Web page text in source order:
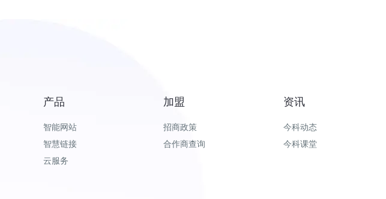
产品
智能网站
智慧链接
云服务
加盟
招商政策
合作商查询
资讯
今科动态
今科课堂